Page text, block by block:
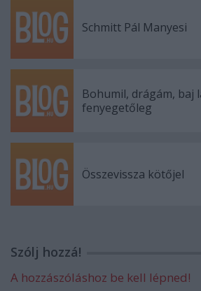
Schmitt Pál Manyesi
Bohumil, drágám, baj
fenyegetőleg
Összevissza kötőjel
Szólj hozzá!
A hozzászóláshoz be kell lépned!